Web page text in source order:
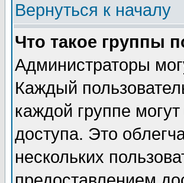
Вернуться к началу
Что такое группы
Администраторы
Каждый
каждой группе
доступа. Это
нескольких